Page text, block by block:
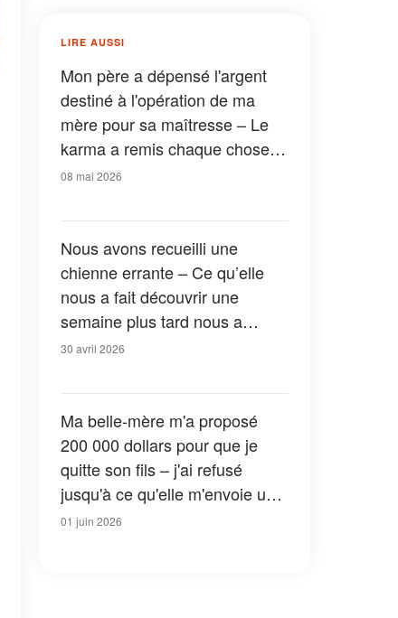
LIRE AUSSI
Mon père a dépensé l'argent
destiné à l'opération de ma
mère pour sa maîtresse – Le
karma a remis chaque chose à
sa place
08 mai 2026
Nous avons recueilli une
chienne errante – Ce qu’elle
nous a fait découvrir une
semaine plus tard nous a
choqués
30 avril 2026
Ma belle-mère m'a proposé
200 000 dollars pour que je
quitte son fils – j'ai refusé
jusqu'à ce qu'elle m'envoie une
photo qui a tout changé
01 juin 2026